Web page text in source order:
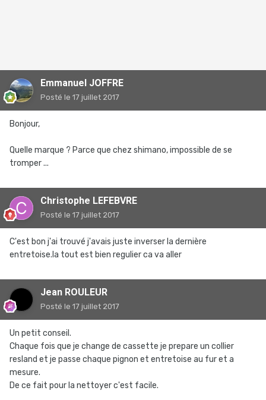
Emmanuel JOFFRE
Posté le 17 juillet 2017
Bonjour,
Quelle marque ? Parce que chez shimano, impossible de se
tromper ...
Christophe LEFEBVRE
Posté le 17 juillet 2017
C'est bon j'ai trouvé j'avais juste inverser la dernière
entretoise.la tout est bien regulier ca va aller
Jean ROULEUR
Posté le 17 juillet 2017
Un petit conseil.
Chaque fois que je change de cassette je prepare un collier
resland et je passe chaque pignon et entretoise au fur et a
mesure.
De ce fait pour la nettoyer c'est facile.